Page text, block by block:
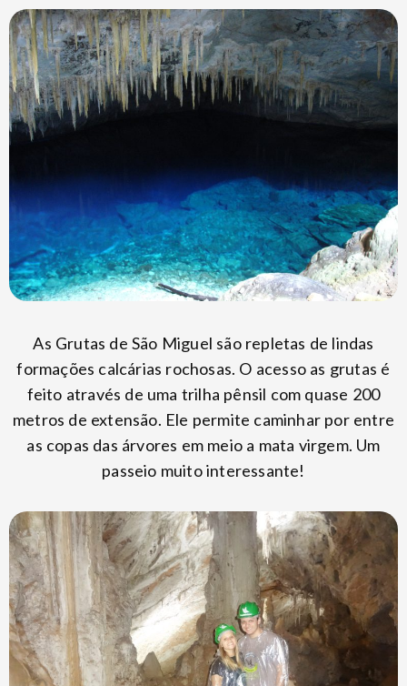
As Grutas de São Miguel são repletas de lindas
formações calcárias rochosas. O acesso as grutas é
feito através de uma trilha pênsil com quase 200
metros de extensão. Ele permite caminhar por entre
as copas das árvores em meio a mata virgem. Um
passeio muito interessante!